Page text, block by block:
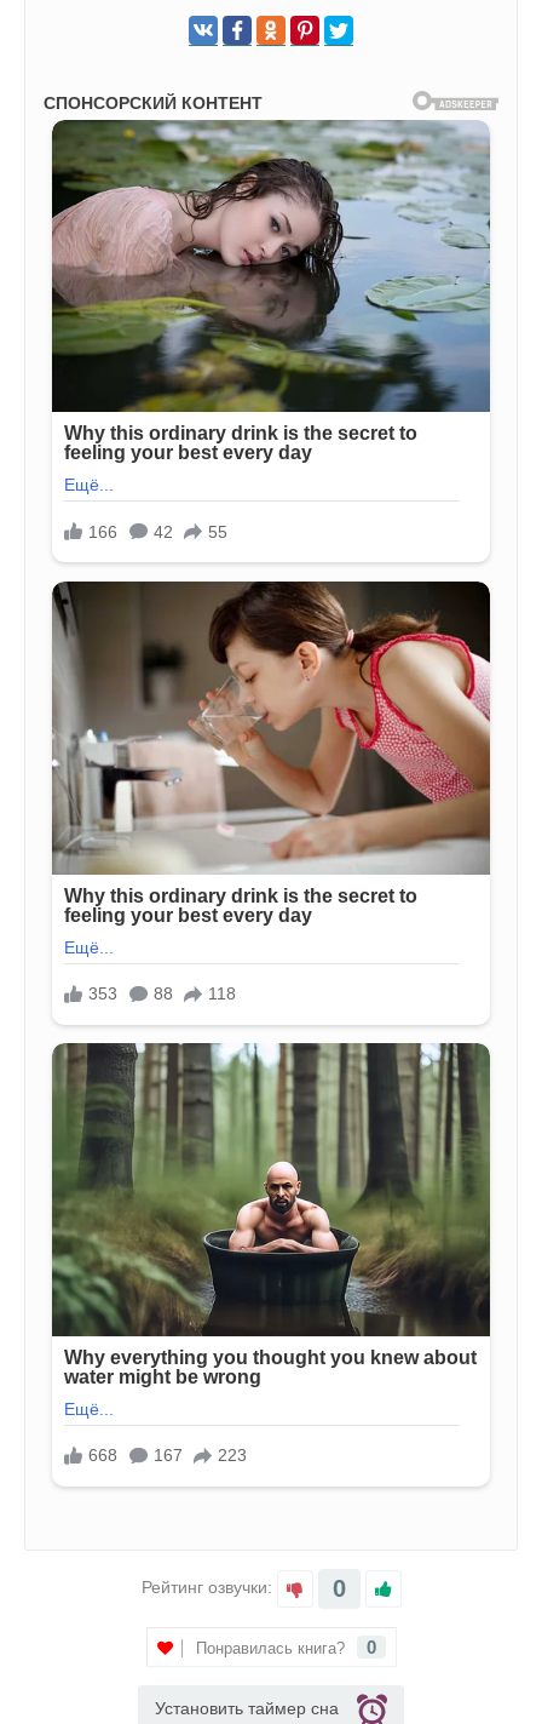
Рейтинг озвучки: 0
Понравилась книга? 0
Установить таймер сна